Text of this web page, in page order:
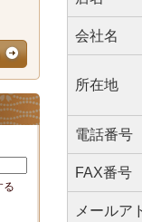
る
会社名
所在地
電話番号
FAX番号
メールア